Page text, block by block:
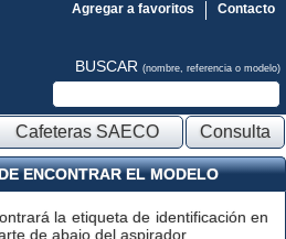
Contacto
Agregar a favoritos
BUSCAR (nombre, referencia o modelo)
Cafeteras SAECO Consulta
ENCONTRAR EL MODELO
la etiqueta de identificación en
de abajo del aspirador